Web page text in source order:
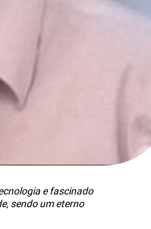
e fascinado
sendo um eterno